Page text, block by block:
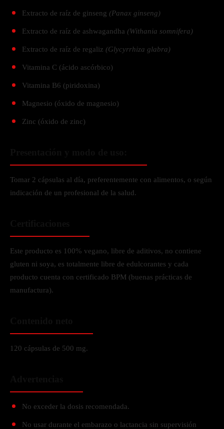
Extracto de raíz de ginseng (Panax ginseng)
Extracto de raíz de ashwagandha (Withania somnifera)
Extracto de raíz de regaliz (Glycyrrhiza glabra)
Vitamina C (ácido ascórbico)
Vitamina B6 (piridoxina)
Magnesio (óxido de magnesio)
Zinc (óxido de zinc)
Tomar 2 cápsulas al día, preferentemente con alimentos, o según
indicación de un profesional de la salud.
Este producto es 100% vegano, libre de aditivos, no contiene
gluten ni soya, es totalmente libre de edulcorantes y cada
producto cuenta con certificado BPM (buenas prácticas de
manufactura).
120 cápsulas de 500 mg.
No exceder la dosis recomendada.
No usar durante el embarazo o lactancia sin supervisión